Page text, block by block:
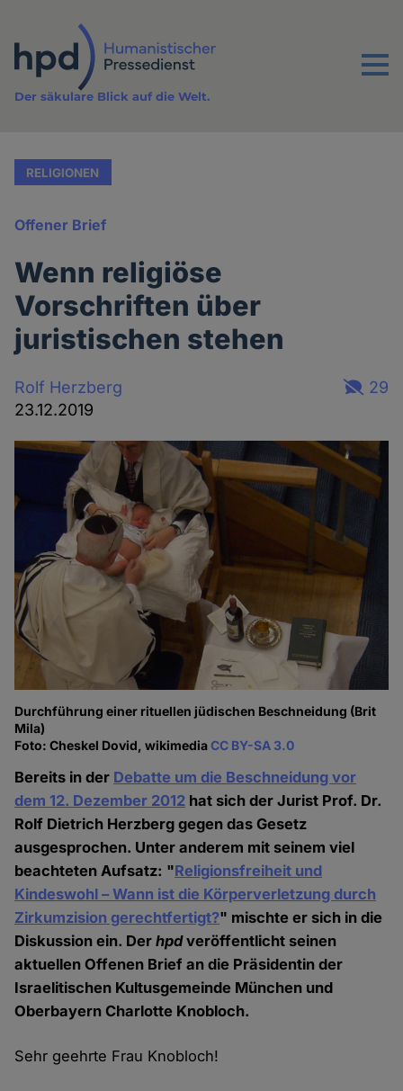
Inhalt
Menu
Der säkulare Blick auf die Welt.
RELIGIONEN
Offener Brief
Wenn religiöse
Vorschriften über
juristischen stehen
Rolf Herzberg
23.12.2019
29
Durchführung einer rituellen jüdischen Beschneidung (Brit
Mila)
Foto: Cheskel Dovid, wikimediaCC BY-SA 3.0
Bereits in der Debatte um die Beschneidung vor
dem 12. Dezember 2012 hat sich der Jurist Prof. Dr.
Rolf Dietrich Herzberg gegen das Gesetz
ausgesprochen. Unter anderem mit seinem viel
beachteten Aufsatz: "Religionsfreiheit und
Kindeswohl – Wann ist die Körperverletzung durch
Zirkumzision gerechtfertigt?" mischte er sich in die
Diskussion ein. Derhpdveröffentlicht seinen
aktuellen Offenen Brief an die Präsidentin der
Israelitischen Kultusgemeinde München und
Oberbayern Charlotte Knobloch.
Sehr geehrte Frau Knobloch!